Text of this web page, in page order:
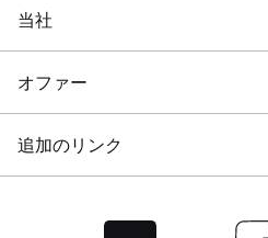
当社
オファー
追加のリンク